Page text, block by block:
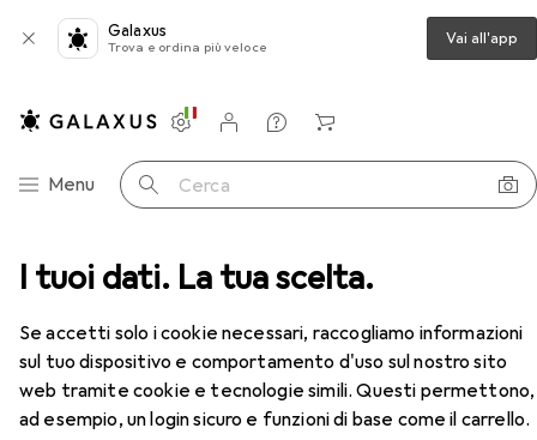
I tuoi dati. La tua scelta.
Se accetti solo i cookie necessari, raccogliamo informazioni
sul tuo dispositivo e comportamento d'uso sul nostro sito
web tramite cookie e tecnologie simili. Questi permettono,
ad esempio, un login sicuro e funzioni di base come il carrello.
Galaxus
Trova e ordina più veloce Vai all'app
Categoria Navigazione
Menu Cerca
Impostazioni
Conto cliente
Liste di confronto
Liste dei desideri
Carrello
Utensili autofficina Kukko Estrattore interno